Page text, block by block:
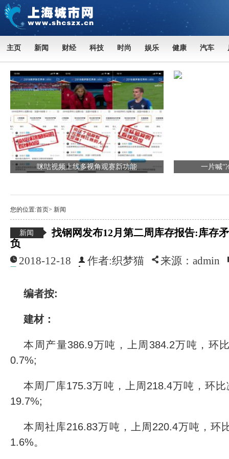
主页 新闻 财经 科技 时尚 娱乐 健康 汽车
咪咕视频上线多视角观赛新功能 一片喊“
您的位置:首页> 新闻
新闻
找钢网发布12月第二周库存报告:库存
负
2018-12-18 作者:织梦猫 来源：admin
编者按:
建材：
本周产量386.9万吨，上周384.2万吨，环
0.7%;
本周厂库175.3万吨，上周218.4万吨，环
19.7%;
本周社库216.83万吨，上周220.4万吨，环
1.6%。